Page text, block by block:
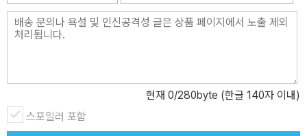
현재 0/280byte (한글 140자 이내)
스포일러 포함